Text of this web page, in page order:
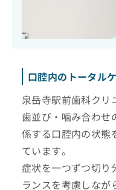
口腔内のトータル
泉岳寺駅前歯科クリ
歯並び・噛み合わせ
係する口腔内の状態
ています。
症状を一つずつ切り
ランスを考慮しなが